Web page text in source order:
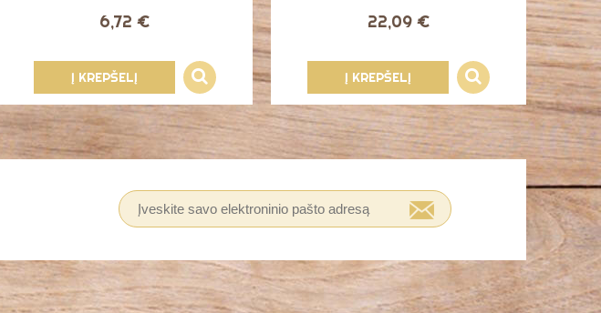
6,72 €
Į KREPŠELĮ
22,09 €
Į KREPŠELĮ